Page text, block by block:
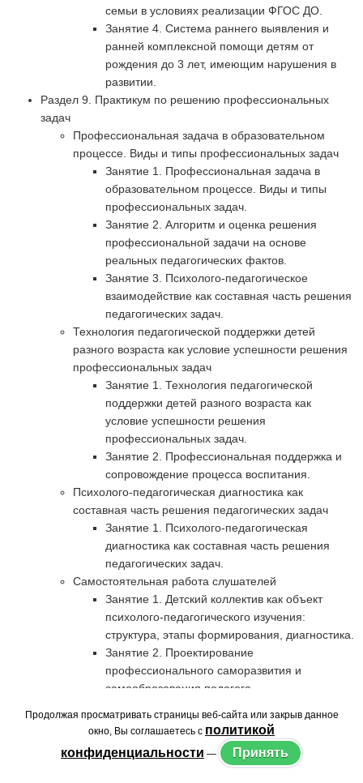
семьи в условиях реализации ФГОС ДО.
Занятие 4. Система раннего выявления и
ранней комплексной помощи детям от
рождения до 3 лет, имеющим нарушения в
развитии.
Раздел 9. Практикум по решению профессиональных
задач
Профессиональная задача в образовательном
процессе. Виды и типы профессиональных задач
Занятие 1. Профессиональная задача в
образовательном процессе. Виды и типы
профессиональных задач.
Занятие 2. Алгоритм и оценка решения
профессиональной задачи на основе
реальных педагогических фактов.
Занятие 3. Психолого-педагогическое
взаимодействие как составная часть решения
педагогических задач.
Технология педагогической поддержки детей
разного возраста как условие успешности решения
профессиональных задач
Занятие 1. Технология педагогической
поддержки детей разного возраста как
условие успешности решения
профессиональных задач.
Занятие 2. Профессиональная поддержка и
сопровождение процесса воспитания.
Психолого-педагогическая диагностика как
составная часть решения педагогических задач
Занятие 1. Психолого-педагогическая
диагностика как составная часть решения
педагогических задач.
Самостоятельная работа слушателей
Занятие 1. Детский коллектив как объект
психолого-педагогического изучения:
структура, этапы формирования, диагностика.
Занятие 2. Проектирование
профессионального саморазвития и
самообразования педагога.
проектирование образовательного процесса.
Организация образовательной среды для
решения педагогической задачи.